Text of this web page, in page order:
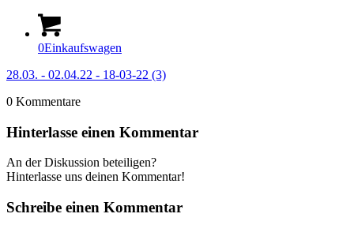
0Einkaufswagen
28.03. - 02.04.22 - 18-03-22 (3)
0 Kommentare
Hinterlasse einen Kommentar
An der Diskussion beteiligen?
Hinterlasse uns deinen Kommentar!
Schreibe einen Kommentar